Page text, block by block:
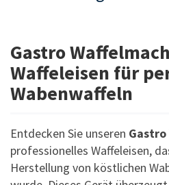
Gastro
Waffeleisen für
Wabenwaffeln
Entdecken Sie unseren
professionelles Waffeleisen,
Herstellung von köstlichen